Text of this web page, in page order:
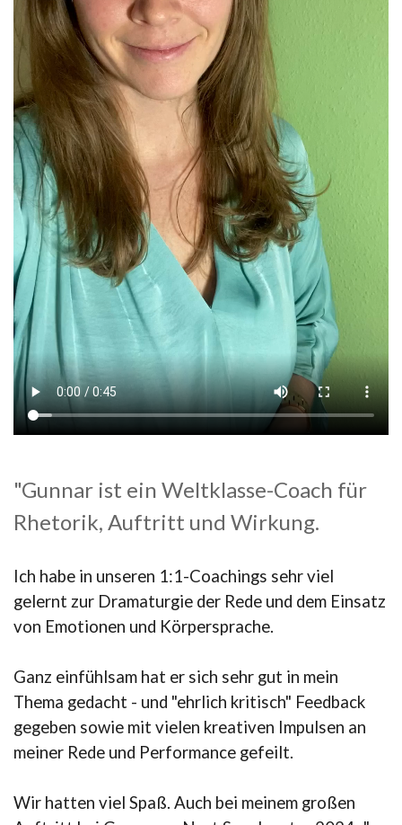
"Gunnar ist ein Weltklasse-Coach für
Rhetorik, Auftritt und Wirkung.
Ich habe in unseren 1:1-Coachings sehr viel
gelernt zur Dramaturgie der Rede und dem Einsatz
von Emotionen und Körpersprache.
Ganz einfühlsam hat er sich sehr gut in mein
Thema gedacht - und "ehrlich kritisch" Feedback
gegeben sowie mit vielen kreativen Impulsen an
meiner Rede und Performance gefeilt.
Wir hatten viel Spaß. Auch bei meinem großen